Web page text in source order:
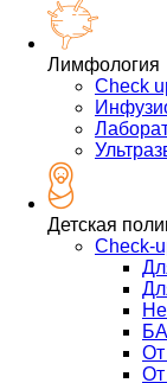
Лимфология
Check
Детская
Check-
От
От